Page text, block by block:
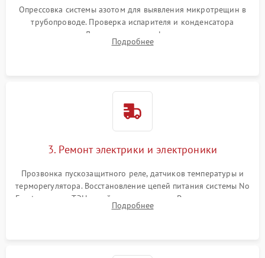
Опрессовка системы азотом для выявления микротрещин в
трубопроводе. Проверка испарителя и конденсатора
течеискателем. Демонтаж старого фильтра-осушителя и
продувка капиллярной трубки для устранения засоров.
Подробнее
3. Ремонт электрики и электроники
Прозвонка пускозащитного реле, датчиков температуры и
терморегулятора. Восстановление цепей питания системы No
Frost, включая ТЭН оттайки и вентилятор. Ремонт или замена
платы управления при сбоях алгоритмов.
Подробнее